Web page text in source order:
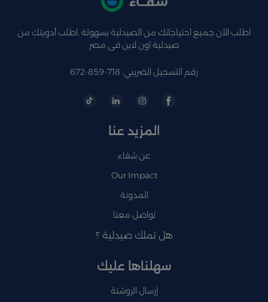
اطلب الآن جميع احتياجاتك من الصيدلية بسهولة ,اطلب أدويتك من
صيدلية اون لاين فى مصر
رقم التسجيل الضريبي: 718-859-672
المزيد عنا
عن شفاء
Our Impact
المدونة
تواصل معنا
هل تملك صيدلية ؟
سهلناها عليك
إرسال الروشتة